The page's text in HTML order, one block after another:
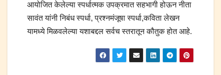
आयोजित केलेल्या स्पर्धात्मक उपक्रमात सहभागी होऊन नीता
सावंत यांनी निबंध स्पर्धा, प्रश्नमंजूषा स्पर्धा,कविता लेखन
यामध्ये मिळवलेल्या यशाबद्दल सर्वच स्तरातून कौतुक होत आहे.